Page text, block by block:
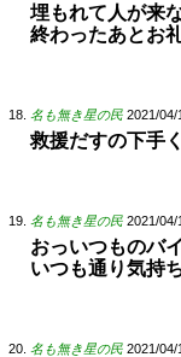
埋もれて人が来
終わったあとお
名も無き星の民 2021/04/
救援だすの下手
名も無き星の民 2021/04/
おっいつものバ
いつも通り気持
名も無き星の民 2021/04/